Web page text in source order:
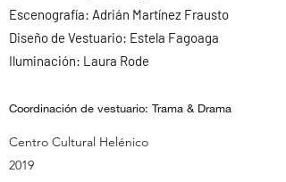
Escenografía: Adrián Martínez Frausto
Diseño de Vestuario: Estela Fagoaga
Iluminación: Laura Rode
Coordinación de vestuario: Trama & Drama
Centro Cultural Helénico
2019